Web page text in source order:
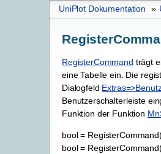
UniPlot Dokumentation »
RegisterCommand trägt
eine Tabelle ein. Die
Dialogfeld
Benutzerschalterleiste
Funktion der Funktion
bool =
bool =